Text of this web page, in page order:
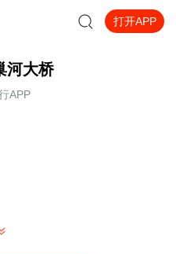
打开APP
河大桥
APP